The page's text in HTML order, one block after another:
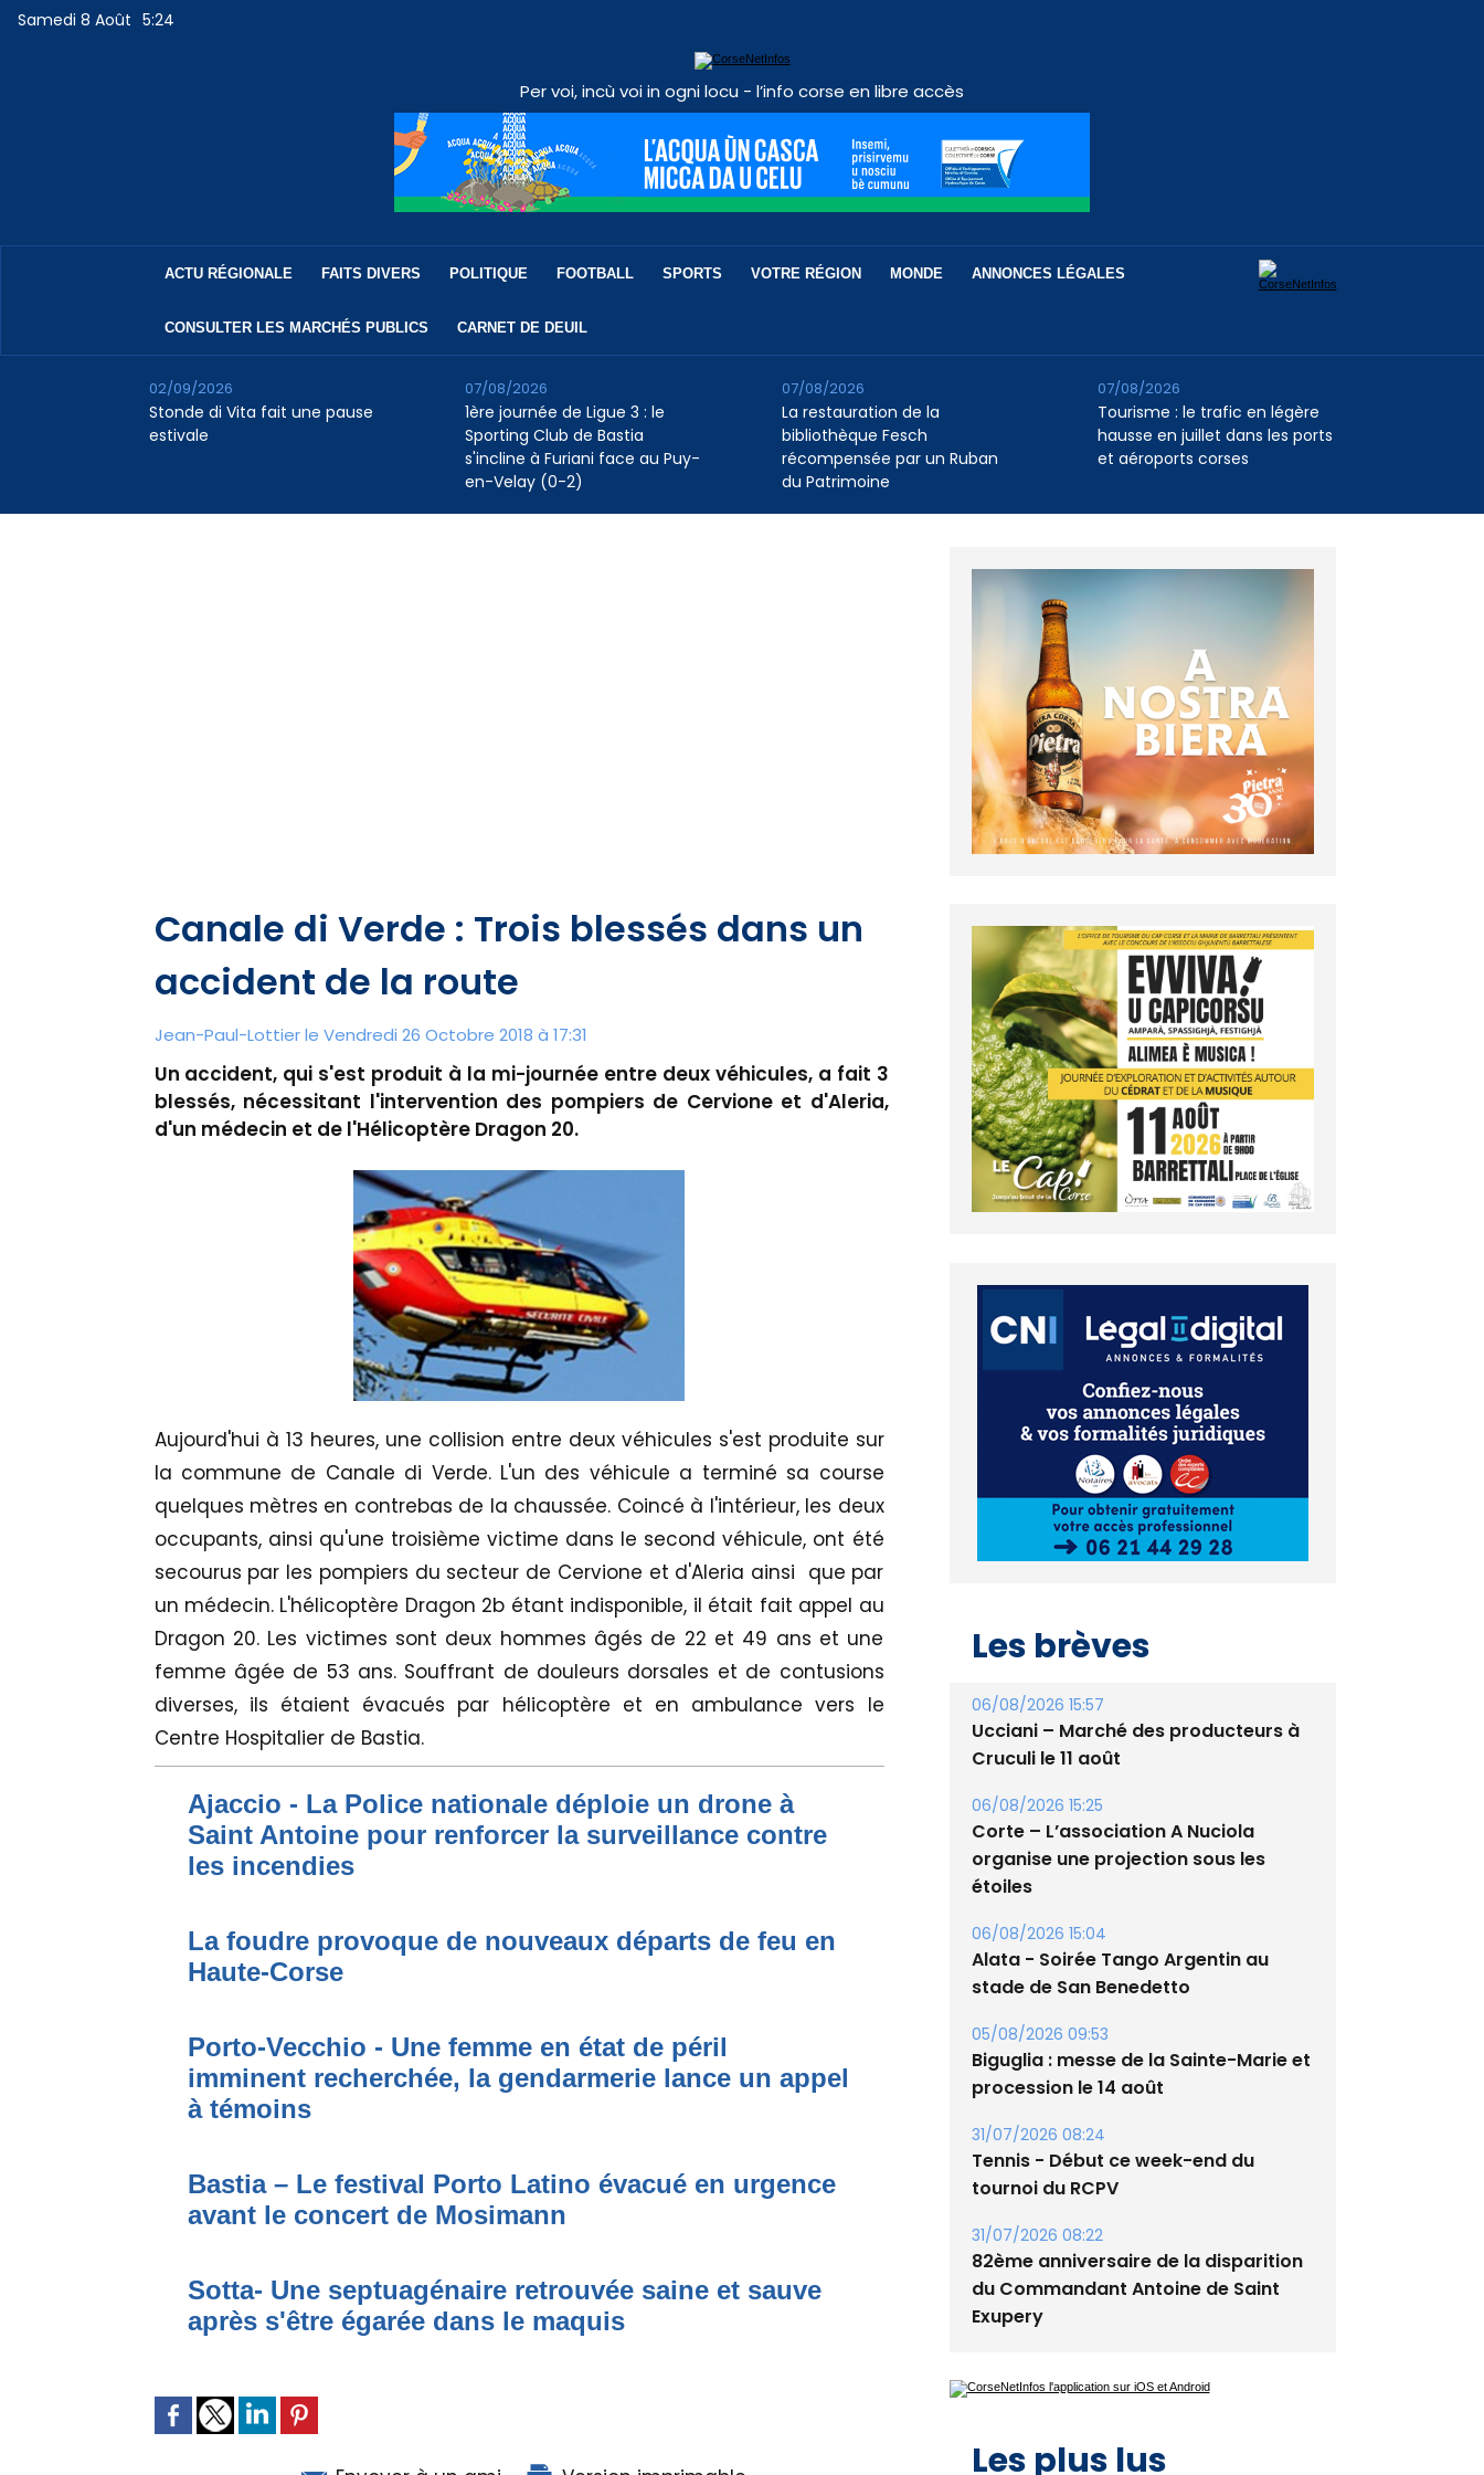
Samedi 8 Août 5:24
Per voi, incù voi in ogni locu - l’info corse en libre accès
ACTU RÉGIONALE FAITS DIVERS POLITIQUE FOOTBALL SPORTS VOTRE RÉGION MONDE ANNONCES LÉGALES
CONSULTER LES MARCHÉS PUBLICS CARNET DE DEUIL
Stonde di Vita fait une pause
estivale
02/09/2026
1ère journée de Ligue 3 : le
Sporting Club de Bastia
s'incline à Furiani face au Puy-
en-Velay (0-2)
07/08/2026
La restauration de la
bibliothèque Fesch
récompensée par un Ruban
du Patrimoine
07/08/2026
Tourisme : le trafic en légère
hausse en juillet dans les ports
et aéroports corses
07/08/2026
Canale di Verde : Trois blessés dans un
accident de la route
Jean-Paul-Lottier le Vendredi 26 Octobre 2018 à 17:31
Un accident, qui s'est produit à la mi-journée entre deux véhicules, a fait 3
blessés, nécessitant l'intervention des pompiers de Cervione et d'Aleria,
d'un médecin et de l'Hélicoptère Dragon 20.
Aujourd'hui à 13 heures, une collision entre deux véhicules s'est produite sur
la commune de Canale di Verde. L'un des véhicule a terminé sa course
quelques mètres en contrebas de la chaussée. Coincé à l'intérieur, les deux
occupants, ainsi qu'une troisième victime dans le second véhicule, ont été
secourus par les pompiers du secteur de Cervione et d'Aleria ainsi que par
un médecin. L'hélicoptère Dragon 2b étant indisponible, il était fait appel au
Dragon 20. Les victimes sont deux hommes âgés de 22 et 49 ans et une
femme âgée de 53 ans. Souffrant de douleurs dorsales et de contusions
diverses, ils étaient évacués par hélicoptère et en ambulance vers le
Centre Hospitalier de Bastia.
Ajaccio - La Police nationale déploie un drone à
Saint Antoine pour renforcer la surveillance contre
les incendies
La foudre provoque de nouveaux départs de feu en
Haute-Corse
Porto-Vecchio - Une femme en état de péril
imminent recherchée, la gendarmerie lance un appel
à témoins
Bastia – Le festival Porto Latino évacué en urgence
avant le concert de Mosimann
Sotta- Une septuagénaire retrouvée saine et sauve
après s'être égarée dans le maquis
06/08/2026 15:57
Cruculi le 11 août
06/08/2026 15:25
organise une projection sous les
étoiles
06/08/2026 15:04
stade de San Benedetto
05/08/2026 09:53
procession le 14 août
31/07/2026 08:24
tournoi du RCPV
31/07/2026 08:22
du Commandant Antoine de Saint
Exupery